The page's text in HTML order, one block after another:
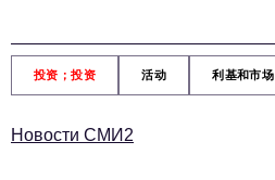
投资；投资 活动 利基和市场
Новости СМИ2